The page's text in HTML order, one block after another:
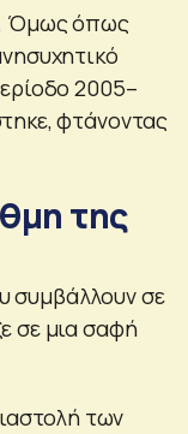
Όμως όπως
2005–
φτάνοντας
της
συμβάλλουν σε
σε μια σαφή
των